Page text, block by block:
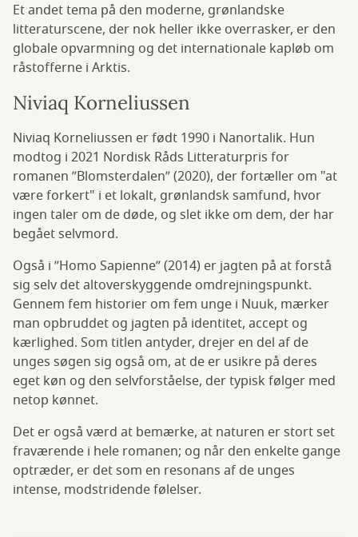
Et andet tema på den moderne, grønlandske
litteraturscene, der nok heller ikke overrasker, er den
globale opvarmning og det internationale kapløb om
råstofferne i Arktis.
Niviaq Korneliussen
Niviaq Korneliussen er født 1990 i Nanortalik. Hun
modtog i 2021 Nordisk Råds Litteraturpris for
romanen ”Blomsterdalen” (2020), der fortæller om "at
være forkert" i et lokalt, grønlandsk samfund, hvor
ingen taler om de døde, og slet ikke om dem, der har
begået selvmord.
Også i ”Homo Sapienne” (2014) er jagten på at forstå
sig selv det altoverskyggende omdrejningspunkt.
Gennem fem historier om fem unge i Nuuk, mærker
man opbruddet og jagten på identitet, accept og
kærlighed. Som titlen antyder, drejer en del af de
unges søgen sig også om, at de er usikre på deres
eget køn og den selvforståelse, der typisk følger med
netop kønnet.
Det er også værd at bemærke, at naturen er stort set
fraværende i hele romanen; og når den enkelte gange
optræder, er det som en resonans af de unges
intense, modstridende følelser.